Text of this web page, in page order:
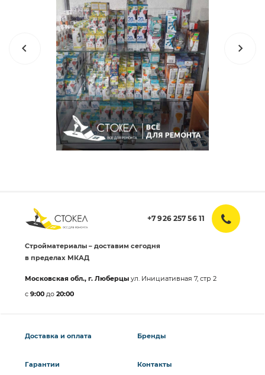
+7 926 257 56 11
Стройматериалы – доставим сегодня
в пределах МКАД
Московская обл., г. Люберцы ул. Инициативная 7, стр 2
с 9:00 до 20:00
Доставка и оплата
Гарантии
Бренды
Контакты